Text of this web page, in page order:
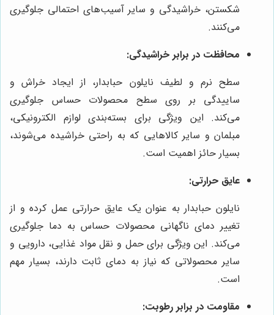
شکستن، خراشیدگی و سایر آسیب‌های احتمالی جلوگیری
می‌کنند.
محافظت در برابر خراشیدگی:
سطح نرم و لطیف نایلون حبابدار، از ایجاد خراش و
ساییدگی بر روی سطح محصولات حساس جلوگیری
می‌کند. این ویژگی برای بسته‌بندی لوازم الکترونیکی،
مبلمان و سایر کالاهایی که به راحتی خراشیده می‌شوند،
بسیار حائز اهمیت است.
عایق حرارتی:
نایلون حبابدار به عنوان یک عایق حرارتی عمل کرده و از
تغییر دمای ناگهانی محصولات حساس به دما جلوگیری
می‌کند. این ویژگی برای حمل و نقل مواد غذایی، دارویی و
سایر محصولاتی که نیاز به دمای ثابت دارند، بسیار مهم
است.
مقاومت در برابر رطوبت: